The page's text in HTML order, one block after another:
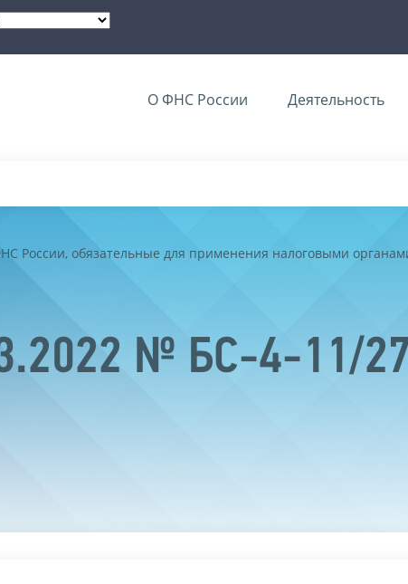
О ФНС России Деятельность
России, обязательные для применения налоговыми
№ БС-4-11/